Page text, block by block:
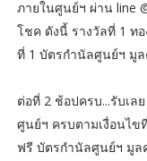
ภายในศูนย์ฯ ผ่าน line
โชค ดังนี้ รางวัลที่ 1 ท
ที่ 1 บัตรกำนัลศูนย์ฯ มูล
ต่อที่ 2 ช้อปครบ...รับเล
ศูนย์ฯ ครบตามเงื่อนไข
ฟรี บัตรกำนัลศูนย์ฯ มูล